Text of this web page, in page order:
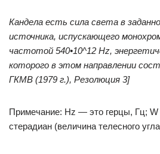
Кандела есть сила света в
источника, испускающего
частотой 540•10^12 Hz,
которого в этом направлении
ГКМВ (1979 г.), Резолюция 3]
Примечание: Hz — это герцы, Гц;
стерадиан (величина телесного